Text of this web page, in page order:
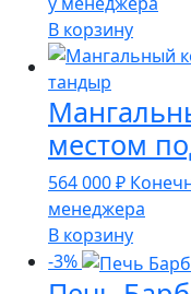
73
В корзину
местом
564 000₽
менеджера
В корзину
-3%